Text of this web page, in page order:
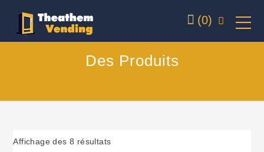
(0)
Des Produits
Affichage des 8 résultats